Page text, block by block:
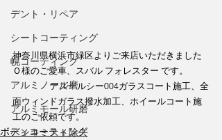
デント・リペア
シートコーティング
幌コーティング
アルミノール磨
アルミモール研磨
ペンキミスト除去
神奈川県横浜市緑区よりご来店いただきました
Ｏ様のご愛車、スバル フォレスター です。
                  アズールシー004ガラスコート施工、全
面ウィンドガラス撥水加工、ホイールコート施
工のご依頼です。
ボディコーティング